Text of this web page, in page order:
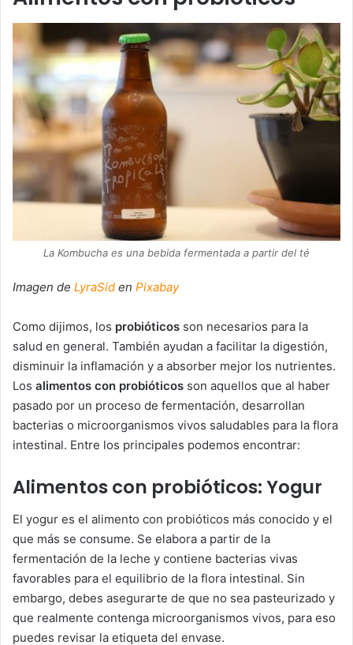
La Kombucha es una bebida fermentada a partir del té
Imagen de LyraSid en Pixabay
Como dijimos, los probióticos son necesarios para la
salud en general. También ayudan a facilitar la digestión,
disminuir la inflamación y a absorber mejor los nutrientes.
Los alimentos con probióticos son aquellos que al haber
pasado por un proceso de fermentación, desarrollan
bacterias o microorganismos vivos saludables para la flora
intestinal. Entre los principales podemos encontrar:
Alimentos con probióticos: Yogur
El yogur es el alimento con probióticos más conocido y el
que más se consume. Se elabora a partir de la
fermentación de la leche y contiene bacterias vivas
favorables para el equilibrio de la flora intestinal. Sin
embargo, debes asegurarte de que no sea pasteurizado y
que realmente contenga microorganismos vivos, para eso
puedes revisar la etiqueta del envase.